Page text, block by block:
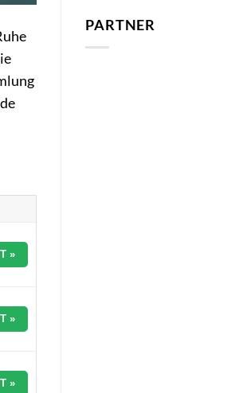
»
»
»
PARTNER